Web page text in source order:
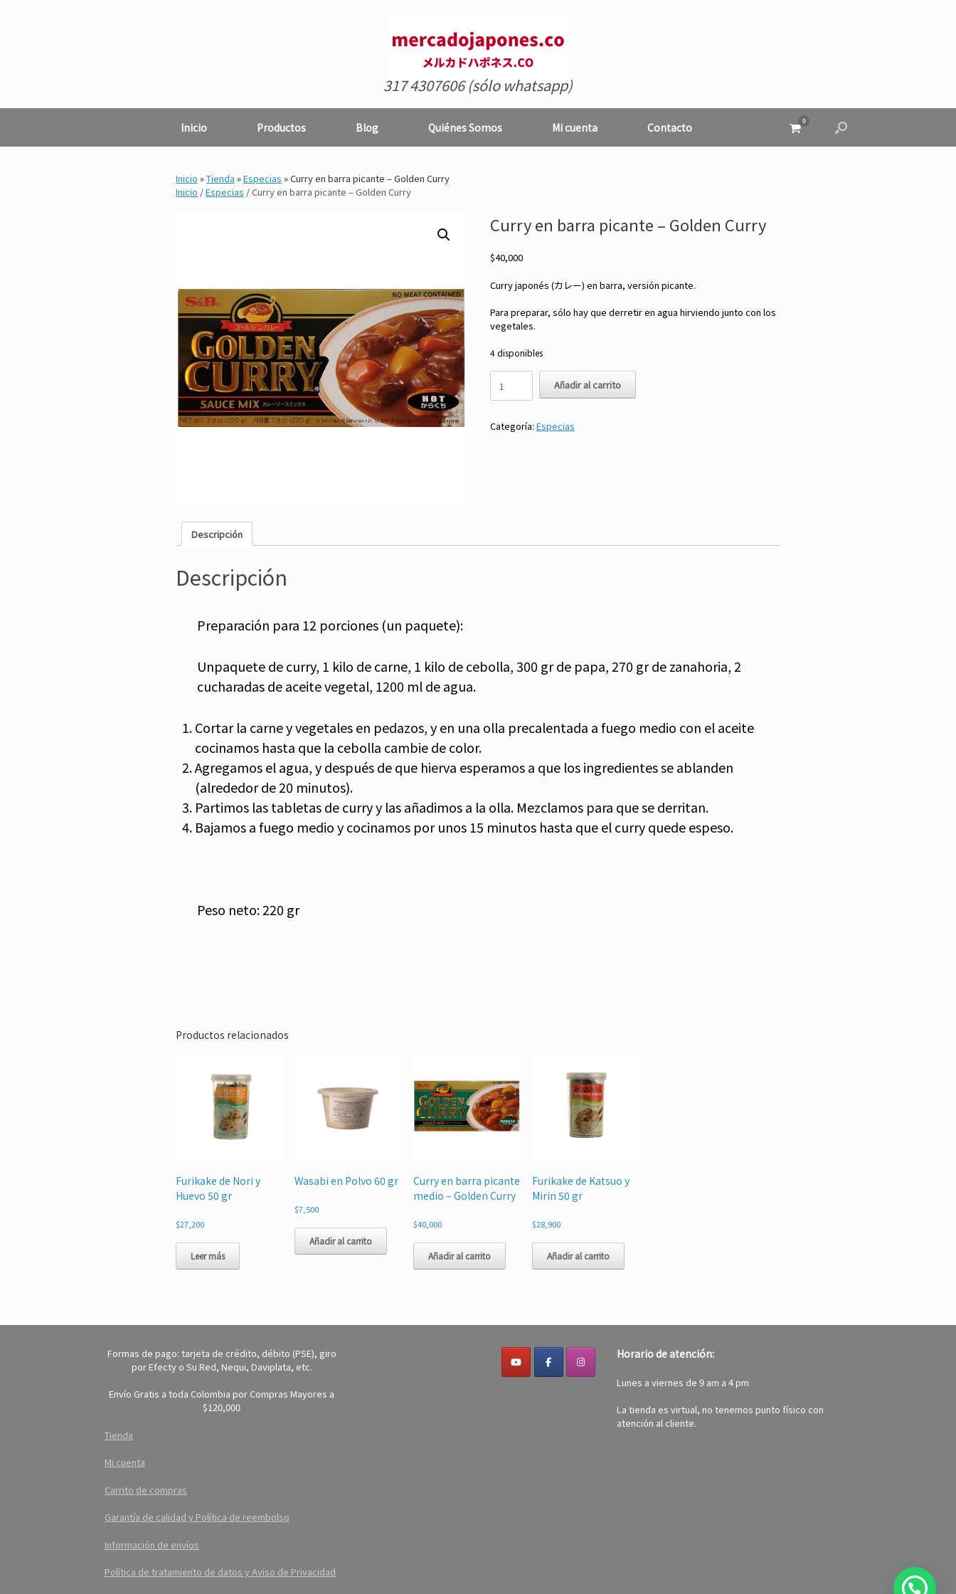
317 4307606 (sólo whatsapp)
Inicio Productos Blog Quiénes Somos Mi cuenta Contacto Ver
el
carrito
0
Inicio »Tienda »Especias »Curry en barra picante – Golden Curry
Inicio /Especias / Curry en barra picante – Golden Curry
Curry en barra picante – Golden Curry
$40,000
Curry japonés (カレー) en barra, versión picante.
Para preparar, sólo hay que derretir en agua hirviendo junto con los
vegetales.
4 disponibles
en
barra
-
Añadir al carrito
Categoría: Especias
Descripción
Descripción
Preparación para 12 porciones (un paquete):
Unpaquete de curry, 1 kilo de carne, 1 kilo de cebolla, 300 gr de papa, 270 gr de zanahoria, 2
cucharadas de aceite vegetal, 1200 ml de agua.
Cortar la carne y vegetales en pedazos, y en una olla precalentada a fuego medio con el aceite
cocinamos hasta que la cebolla cambie de color.
Agregamos el agua, y después de que hierva esperamos a que los ingredientes se ablanden
(alrededor de 20 minutos).
Partimos las tabletas de curry y las añadimos a la olla. Mezclamos para que se derritan.
Bajamos a fuego medio y cocinamos por unos 15 minutos hasta que el curry quede espeso.
Peso neto: 220 gr
Productos relacionados
Furikake de Nori y
Huevo 50 gr
$27,200
Leer más
Wasabi en Polvo 60 gr
$7,500
Añadir al carrito
Curry en barra picante
medio – Golden Curry
$40,000
Añadir al carrito
Furikake de Katsuo y
Mirin 50 gr
$28,900
Añadir al carrito
Formas de pago: tarjeta de crédito, débito (PSE), giro
por Efecty o Su Red, Nequi, Daviplata, etc.
Envío Gratis a toda Colombia por Compras Mayores a
$120,000
Tienda
Mi cuenta
Carrito de compras
Garantía de calidad y Política de reembolso
Información de envíos
Política de tratamiento de datos y Aviso de Privacidad
Horario de atención:
Lunes a viernes de 9 am a 4 pm
La tienda es virtual, no tenemos punto físico con
atención al cliente.